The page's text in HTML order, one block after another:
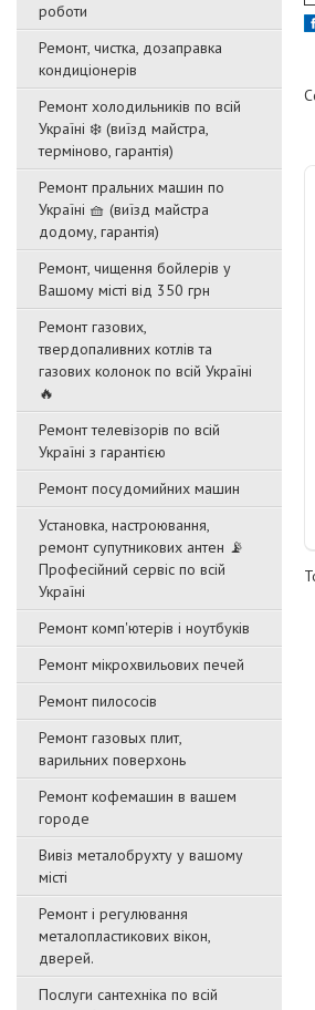
роботи
Ремонт, чистка, дозаправка
кондиціонерів
Ремонт холодильників по всій
Україні ❄️ (виїзд майстра,
терміново, гарантія)
Ремонт пральних машин по
Україні 🧺 (виїзд майстра
додому, гарантія)
Ремонт, чищення бойлерів у
Вашому місті від 350 грн
Ремонт газових,
твердопаливних котлів та
газових колонок по всій Україні
🔥
Ремонт телевізорів по всій
Україні з гарантією
Ремонт посудомийних машин
Установка, настроювання,
ремонт супутникових антен 📡
Професійний сервіс по всій
Україні
Ремонт комп'ютерів і ноутбуків
Ремонт мікрохвильових печей
Ремонт пилососів
Ремонт газовых плит,
варильних поверхонь
Ремонт кофемашин в вашем
городе
Вивіз металобрухту у вашому
місті
Ремонт і регулювання
металопластикових вікон,
дверей.
Послуги сантехніка по всій